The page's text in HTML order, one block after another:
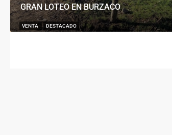
GRAN LOTEO EN BURZACO
VENTA DESTACADO